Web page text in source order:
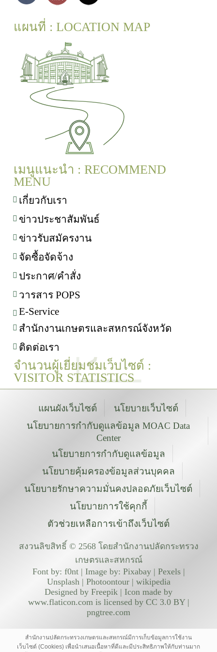
แผนที่ : LOCATION MAP
เมนูแนะนำ : RECOMMEND
MENU
เกี่ยวกับเรา
ข่าวประชาสัมพันธ์
ข่าวรับสมัครงาน
จัดซื้อจัดจ้าง
ประกาศ/คำสั่ง
วารสาร POPS
E-Service
สำนักงานเกษตรและสหกรณ์จังหวัด
ติดต่อเรา
จำนวนผู้เยี่ยมชมเว็บไซต์ :
VISITOR STATISTICS
แผนผังเว็บไซต์
นโยบายเว็บไซต์
นโยบายการกำกับดูแลข้อมูล MOAC Data
Center
นโยบายการกำกับดูแลข้อมูล
นโยบายคุ้มครองข้อมูลส่วนบุคคล
นโยบายรักษาความมั่นคงปลอดภัยเว็บไซต์
นโยบายการใช้คุกกี้
ตัวช่วยเหลือการเข้าถึงเว็บไซต์
สงวนลิขสิทธิ์ © 2568 โดยสำนักงานปลัดกระทรวง
เกษตรและสหกรณ์
Font by: f0nt | Image by: Pixabay | Pexels |
Unsplash | Photoontour | wikipedia
Designed by Freepik | Icon made by
www.flaticon.com is licensed by CC 3.0 BY |
pngtree.com
สำนักงานปลัดกระทรวงเกษตรและสหกรณ์มีการเก็บข้อมูลการใช้งาน
เว็บไซต์ (Cookies) เพื่อนำเสนอเนื้อหาที่ดีและมีประสิทธิภาพให้กับท่านมาก